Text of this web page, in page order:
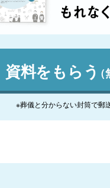
資料をもらう（
※葬儀と分からない封筒で郵